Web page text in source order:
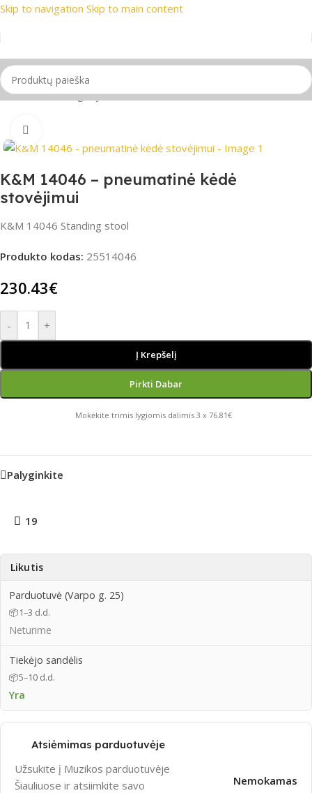
Skip to navigation Skip to main content
📦 Nemokamas
Pradžia/be-kategorijos
K&M 14046 – pneumatinė kėdė
stovėjimui
K&M 14046 Standing stool
Produkto kodas: 25514046
230.43€
- +
Į Krepšelį
Pirkti Dabar
Mokėkite trimis lygiomis dalimis 3 x 76.81€
Palyginkite
19
Likutis
Parduotuvė (Varpo g. 25)
📦1–3 d.d.
Neturime
Tiekėjo sandėlis
📦5–10 d.d.
Yra
Atsiėmimas parduotuvėje
Užsukite į Muzikos parduotuvėje
Šiauliuose ir atsiimkite savo
Nemokamas